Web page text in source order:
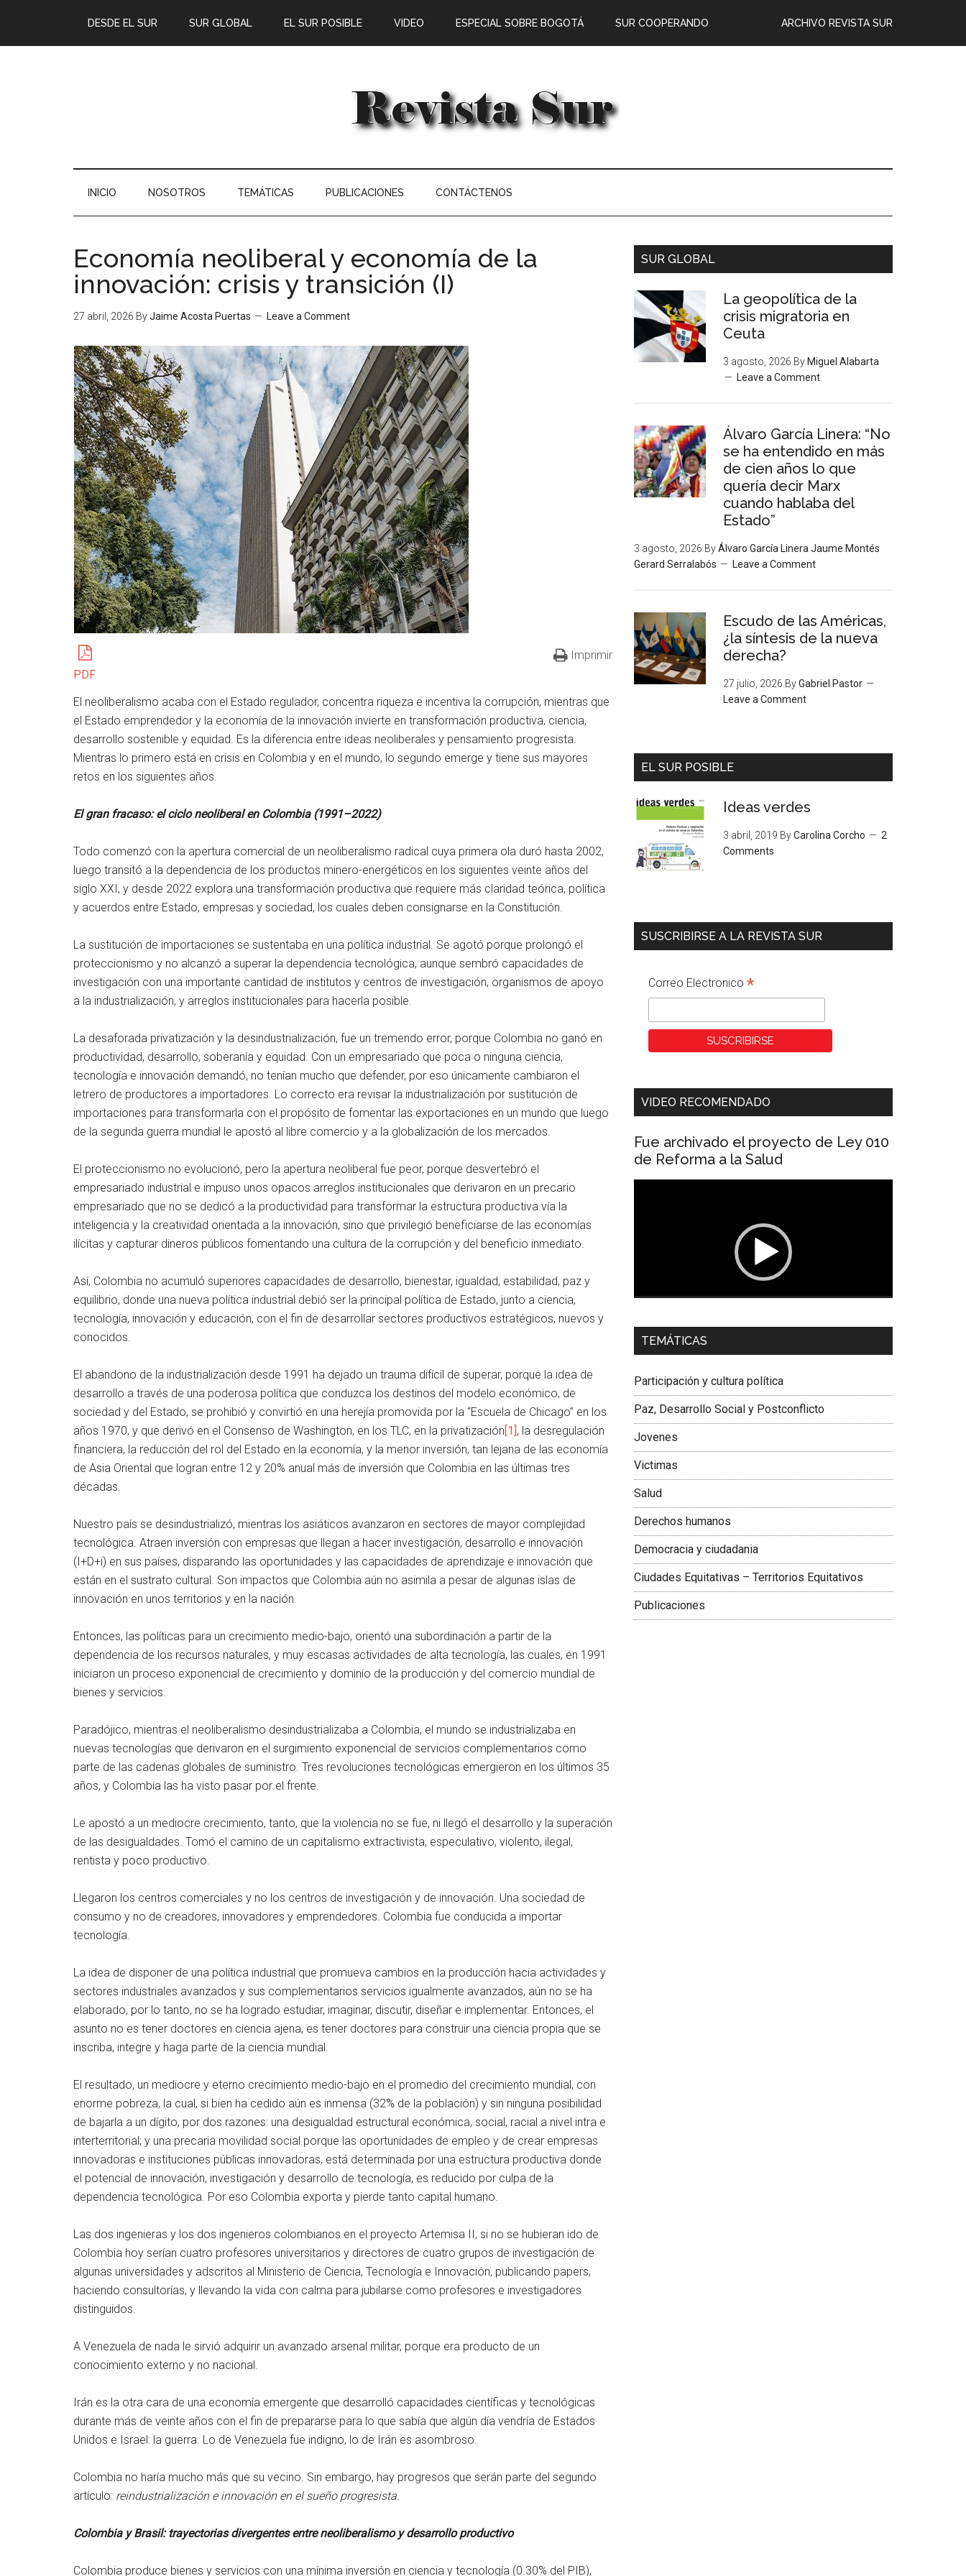
DESDE EL SUR SUR GLOBAL EL SUR POSIBLE ARCHIVO REVISTA SUR
VIDEO ESPECIAL SOBRE BOGOTÁ SUR COOPERANDO
INICIO NOSOTROS TEMÁTICAS PUBLICACIONES CONTÁCTENOS
Economía neoliberal y economía de la
innovación: crisis y transición (I)
27 abril, 2026 ByJaime Acosta Puertas Leave a Comment
PDF
Imprimir
El neoliberalismo acaba con el Estado regulador, concentra riqueza e incentiva la corrupción, mientras que
el Estado emprendedor y la economía de la innovación invierte en transformación productiva, ciencia,
desarrollo sostenible y equidad. Es la diferencia entre ideas neoliberales y pensamiento progresista.
Mientras lo primero está en crisis en Colombia y en el mundo, lo segundo emerge y tiene sus mayores
retos en los siguientes años.
El gran fracaso: el ciclo neoliberal en Colombia (1991–2022)
Todo comenzó con la apertura comercial de un neoliberalismo radical cuya primera ola duró hasta 2002,
luego transitó a la dependencia de los productos minero-energéticos en los siguientes veinte años del
siglo XXI, y desde 2022 explora una transformación productiva que requiere más claridad teórica, política
y acuerdos entre Estado, empresas y sociedad, los cuales deben consignarse en la Constitución.
La sustitución de importaciones se sustentaba en una política industrial. Se agotó porque prolongó el
proteccionismo y no alcanzó a superar la dependencia tecnológica, aunque sembró capacidades de
investigación con una importante cantidad de institutos y centros de investigación, organismos de apoyo
a la industrialización, y arreglos institucionales para hacerla posible.
La desaforada privatización y la desindustrialización, fue un tremendo error, porque Colombia no ganó en
productividad, desarrollo, soberanía y equidad. Con un empresariado que poca o ninguna ciencia,
tecnología e innovación demandó, no tenían mucho que defender, por eso únicamente cambiaron el
letrero de productores a importadores. Lo correcto era revisar la industrialización por sustitución de
importaciones para transformarla con el propósito de fomentar las exportaciones en un mundo que luego
de la segunda guerra mundial le apostó al libre comercio y a la globalización de los mercados.
El proteccionismo no evolucionó, pero la apertura neoliberal fue peor, porque desvertebró el
empresariado industrial e impuso unos opacos arreglos institucionales que derivaron en un precario
empresariado que no se dedicó a la productividad para transformar la estructura productiva vía la
inteligencia y la creatividad orientada a la innovación, sino que privilegió beneficiarse de las economías
ilícitas y capturar dineros públicos fomentando una cultura de la corrupción y del beneficio inmediato.
Así, Colombia no acumuló superiores capacidades de desarrollo, bienestar, igualdad, estabilidad, paz y
equilibrio, donde una nueva política industrial debió ser la principal política de Estado, junto a ciencia,
tecnología, innovación y educación, con el fin de desarrollar sectores productivos estratégicos, nuevos y
conocidos.
El abandono de la industrialización desde 1991 ha dejado un trauma difícil de superar, porque la idea de
desarrollo a través de una poderosa política que conduzca los destinos del modelo económico, de
sociedad y del Estado, se prohibió y convirtió en una herejía promovida por la “Escuela de Chicago” en los
años 1970, y que derivó en el Consenso de Washington, en los TLC, en la privatización[1], la desregulación
financiera, la reducción del rol del Estado en la economía, y la menor inversión, tan lejana de las economía
de Asia Oriental que logran entre 12 y 20% anual más de inversión que Colombia en las últimas tres
décadas.
Nuestro país se desindustrializó, mientras los asiáticos avanzaron en sectores de mayor complejidad
tecnológica. Atraen inversión con empresas que llegan a hacer investigación, desarrollo e innovación
(I+D+i) en sus países, disparando las oportunidades y las capacidades de aprendizaje e innovación que
están en el sustrato cultural. Son impactos que Colombia aún no asimila a pesar de algunas islas de
innovación en unos territorios y en la nación.
Entonces, las políticas para un crecimiento medio-bajo, orientó una subordinación a partir de la
dependencia de los recursos naturales, y muy escasas actividades de alta tecnología, las cuales, en 1991
iniciaron un proceso exponencial de crecimiento y dominio de la producción y del comercio mundial de
bienes y servicios.
Paradójico, mientras el neoliberalismo desindustrializaba a Colombia, el mundo se industrializaba en
nuevas tecnologías que derivaron en el surgimiento exponencial de servicios complementarios como
parte de las cadenas globales de suministro. Tres revoluciones tecnológicas emergieron en los últimos 35
años, y Colombia las ha visto pasar por el frente.
Le apostó a un mediocre crecimiento, tanto, que la violencia no se fue, ni llegó el desarrollo y la superación
de las desigualdades. Tomó el camino de un capitalismo extractivista, especulativo, violento, ilegal,
rentista y poco productivo.
Llegaron los centros comerciales y no los centros de investigación y de innovación. Una sociedad de
consumo y no de creadores, innovadores y emprendedores. Colombia fue conducida a importar
tecnología.
La idea de disponer de una política industrial que promueva cambios en la producción hacia actividades y
sectores industriales avanzados y sus complementarios servicios igualmente avanzados, aún no se ha
elaborado, por lo tanto, no se ha logrado estudiar, imaginar, discutir, diseñar e implementar. Entonces, el
asunto no es tener doctores en ciencia ajena, es tener doctores para construir una ciencia propia que se
inscriba, integre y haga parte de la ciencia mundial.
El resultado, un mediocre y eterno crecimiento medio-bajo en el promedio del crecimiento mundial, con
enorme pobreza, la cual, si bien ha cedido aún es inmensa (32% de la población) y sin ninguna posibilidad
de bajarla a un dígito, por dos razones: una desigualdad estructural económica, social, racial a nivel intra e
interterritorial; y una precaria movilidad social porque las oportunidades de empleo y de crear empresas
innovadoras e instituciones públicas innovadoras, está determinada por una estructura productiva donde
el potencial de innovación, investigación y desarrollo de tecnología, es reducido por culpa de la
dependencia tecnológica. Por eso Colombia exporta y pierde tanto capital humano.
Las dos ingenieras y los dos ingenieros colombianos en el proyecto Artemisa II, si no se hubieran ido de
Colombia hoy serían cuatro profesores universitarios y directores de cuatro grupos de investigación de
algunas universidades y adscritos al Ministerio de Ciencia, Tecnología e Innovación, publicando papers,
haciendo consultorías, y llevando la vida con calma para jubilarse como profesores e investigadores
distinguidos.
A Venezuela de nada le sirvió adquirir un avanzado arsenal militar, porque era producto de un
conocimiento externo y no nacional.
Irán es la otra cara de una economía emergente que desarrolló capacidades científicas y tecnológicas
durante más de veinte años con el fin de prepararse para lo que sabía que algún día vendría de Estados
Unidos e Israel: la guerra. Lo de Venezuela fue indigno, lo de Irán es asombroso.
Colombia no haría mucho más que su vecino. Sin embargo, hay progresos que serán parte del segundo
artículo: reindustrialización e innovación en el sueño progresista.
Colombia y Brasil: trayectorias divergentes entre neoliberalismo y desarrollo productivo
Colombia produce bienes y servicios con una mínima inversión en ciencia y tecnología (0.30% del PIB),
SUR GLOBAL
La geopolítica de la
crisis migratoria en
Ceuta
3 agosto, 2026 By Miguel Alabarta
Leave a Comment
Álvaro García Linera: “No
se ha entendido en más
de cien años lo que
quería decir Marx
cuando hablaba del
Estado”
3 agosto, 2026 ByÁlvaro García Linera Jaume Montés
Gerard Serralabós
Leave a Comment
Escudo de las Américas,
¿la síntesis de la nueva
derecha?
27 julio, 2026 ByGabriel Pastor
Leave a Comment
EL SUR POSIBLE
Ideas verdes
3 abril, 2019 ByCarolina Corcho
2
Comments
SUSCRIBIRSE A LA REVISTA SUR
Correo Electronico *
VIDEO RECOMENDADO
Fue archivado el proyecto de Ley 010
de Reforma a la Salud
Dra. Carolina Corcho Mejía,
Latinoamericana Sur, Vicepresidenta Federación
TEMÁTICAS
Participación y cultura política
Paz, Desarrollo Social y Postconflicto
Jovenes
Victimas
Salud
Derechos humanos
Democracia y ciudadania
Ciudades Equitativas – Territorios Equitativos
Publicaciones